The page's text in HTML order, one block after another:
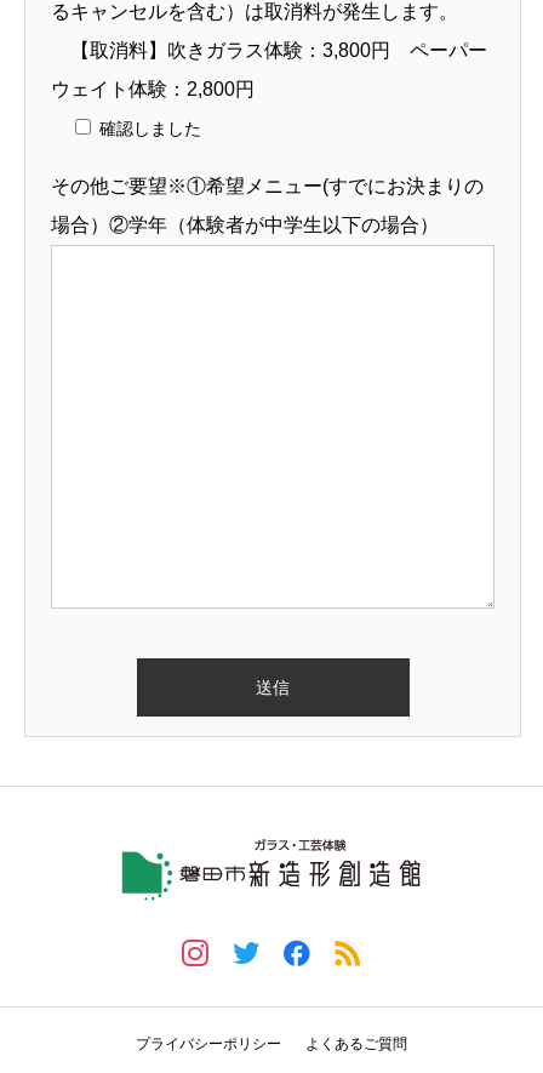
るキャンセルを含む）は取消料が発生します。
【取消料】吹きガラス体験：3,800円 ペーパー
ウェイト体験：2,800円
確認しました
その他ご要望※①希望メニュー(すでにお決まりの
場合）②学年（体験者が中学生以下の場合）
プライバシーポリシー よくあるご質問